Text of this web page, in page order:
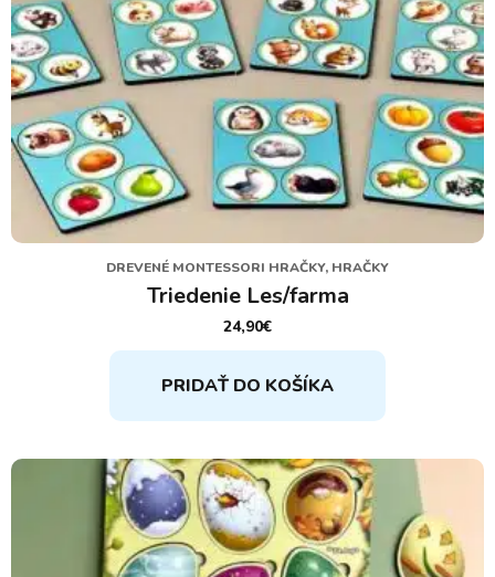
DREVENÉ MONTESSORI HRAČKY, HRAČKY
Triedenie Les/farma
24,90€
PRIDAŤ DO KOŠÍKA